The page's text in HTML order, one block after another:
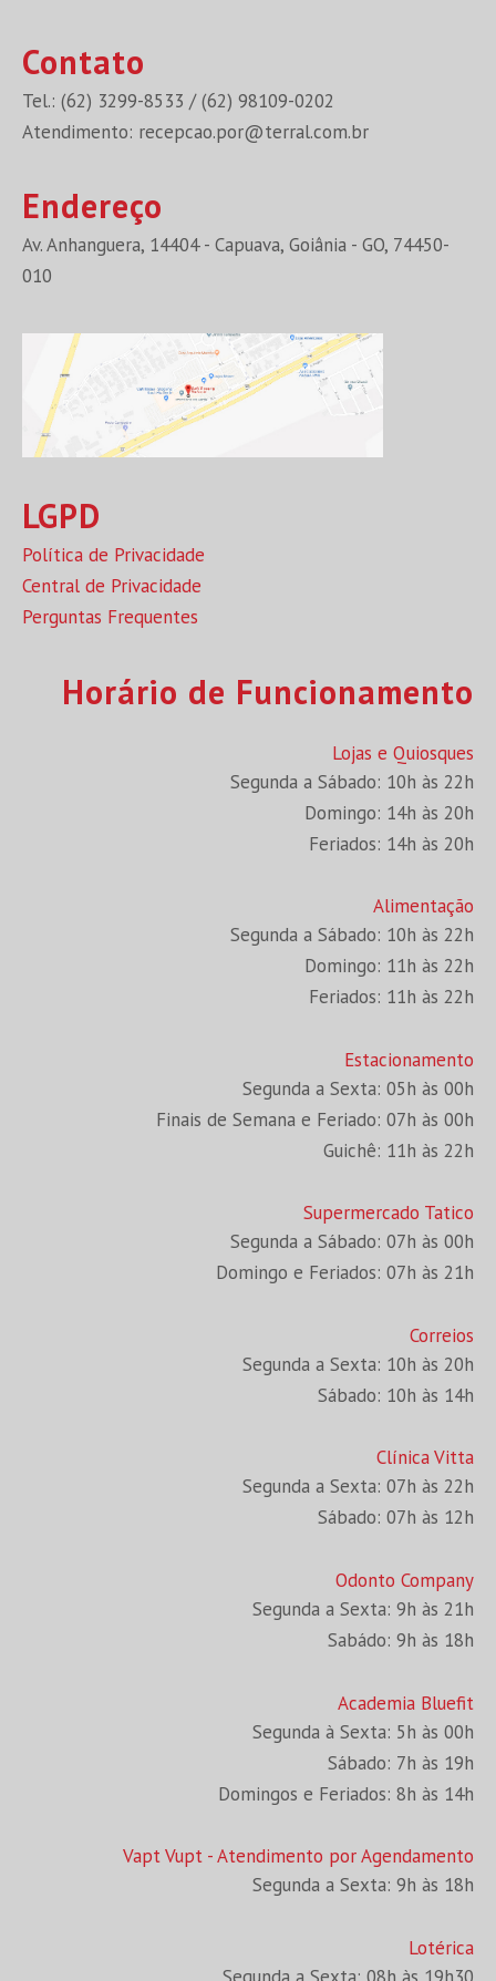
Contato
Tel.: (62) 3299-8533 / (62) 98109-0202
Atendimento: recepcao.por@terral.com.br
Endereço
Av. Anhanguera, 14404 - Capuava, Goiânia - GO, 74450-
010
LGPD
Política de Privacidade
Central de Privacidade
Perguntas Frequentes
Horário de Funcionamento
Lojas e Quiosques
Segunda a Sábado: 10h às 22h
Domingo: 14h às 20h
Feriados: 14h às 20h
Alimentação
Segunda a Sábado: 10h às 22h
Domingo: 11h às 22h
Feriados: 11h às 22h
Estacionamento
Segunda a Sexta: 05h às 00h
Finais de Semana e Feriado: 07h às 00h
Guichê: 11h às 22h
Supermercado Tatico
Segunda a Sábado: 07h às 00h
Domingo e Feriados: 07h às 21h
Correios
Segunda a Sexta: 10h às 20h
Sábado: 10h às 14h
Clínica Vitta
Segunda a Sexta: 07h às 22h
Sábado: 07h às 12h
Odonto Company
Segunda a Sexta: 9h às 21h
Sabádo: 9h às 18h
Academia Bluefit
Segunda à Sexta: 5h às 00h
Sábado: 7h às 19h
Domingos e Feriados: 8h às 14h
Vapt Vupt - Atendimento por Agendamento
Segunda a Sexta: 9h às 18h
Lotérica